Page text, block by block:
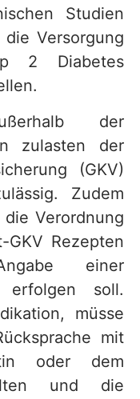
Studien
Versorgung
2 Diabetes
der
zulasten der
(GKV)
Zudem
Verordnung
Rezepten
einer
erfolgen soll.
müsse
mit
oder dem
und die